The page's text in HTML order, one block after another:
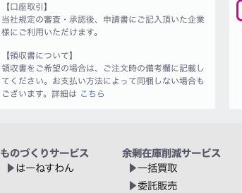
【口座取引】
当社規定の審査・承認後、申請書にご記入頂いた企業
様にご利用いただけます。
【領収書について】
領収書をご希望の場合は、ご注文時の備考欄に記載し
てください。お支払い方法によって同梱しない場合も
ございます。詳細は こちら
ものづくりサービス
はーねすわん
余剰在庫削減サービス
一括買取
委託販売